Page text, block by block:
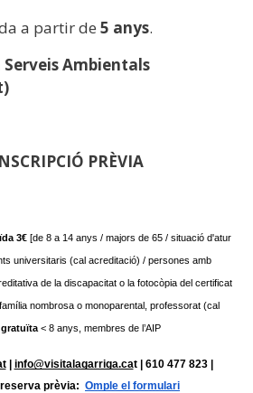
a partir de5 anys.
Ambientals
PRÈVIA
3€ [de 8 a 14 anys / majors de 65 / situació d'atur
universitaris (cal acreditació) / persones amb
de la discapacitat o la fotocòpia del certificat
nombrosa o monoparental, professorat (cal
gratuïta < 8 anys, membres de l’AIP
| info@visitalagarriga.cat | 610 477 823 |
prèvia: Omple el formulari